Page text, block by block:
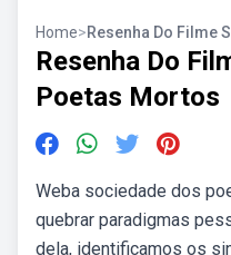
Home>Resenha Do Filme
Resenha Do
Poetas Mortos
Weba sociedade dos
quebrar paradigmas
dela, identificamos os